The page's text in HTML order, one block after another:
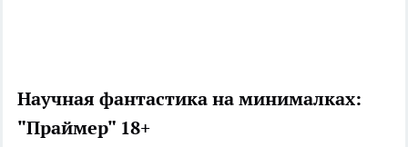
Научная фантастика на минималках:
"Праймер" 18+